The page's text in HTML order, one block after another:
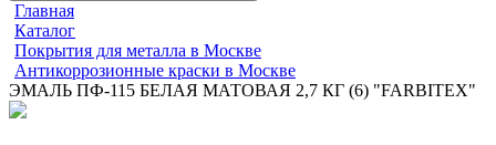
Главная
Каталог
Покрытия для металла в Москве
Антикоррозионные краски в Москве
ЭМАЛЬ ПФ-115 БЕЛАЯ МАТОВАЯ 2,7 КГ (6) "FARBITEX"